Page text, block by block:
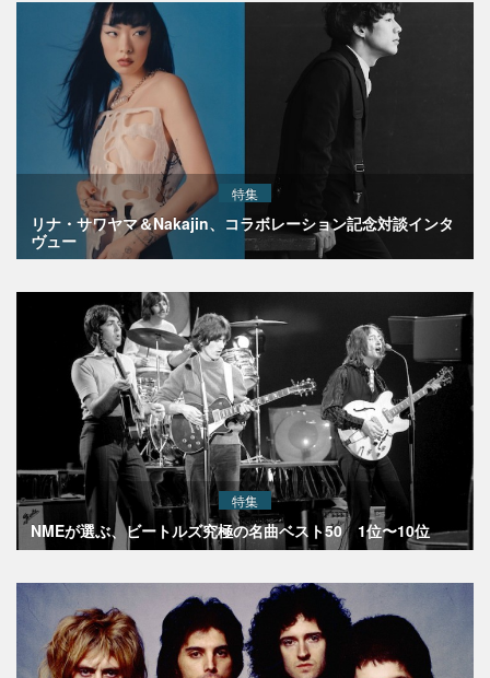
特集
リナ・サワヤマ＆Nakajin、コラボレーション記念対談インタ
ヴュー
特集
NMEが選ぶ、ビートルズ究極の名曲ベスト50 1位〜10位